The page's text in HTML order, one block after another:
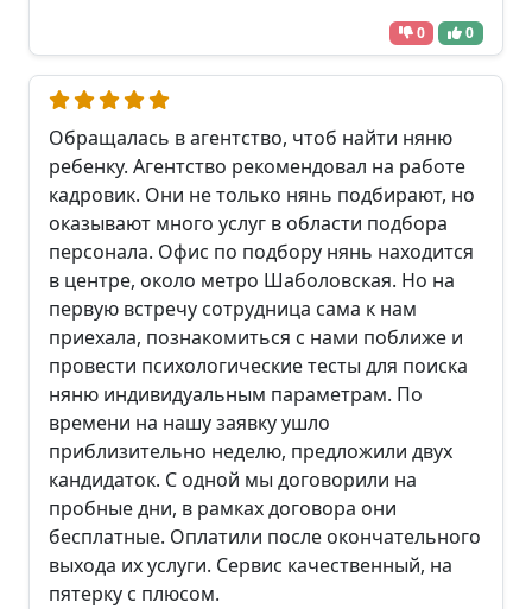
0 0
Обращалась в агентство, чтоб найти няню
ребенку. Агентство рекомендовал на работе
кадровик. Они не только нянь подбирают, но
оказывают много услуг в области подбора
персонала. Офис по подбору нянь находится
в центре, около метро Шаболовская. Но на
первую встречу сотрудница сама к нам
приехала, познакомиться с нами поближе и
провести психологические тесты для поиска
няню индивидуальным параметрам. По
времени на нашу заявку ушло
приблизительно неделю, предложили двух
кандидаток. С одной мы договорили на
пробные дни, в рамках договора они
бесплатные. Оплатили после окончательного
выхода их услуги. Сервис качественный, на
пятерку с плюсом.